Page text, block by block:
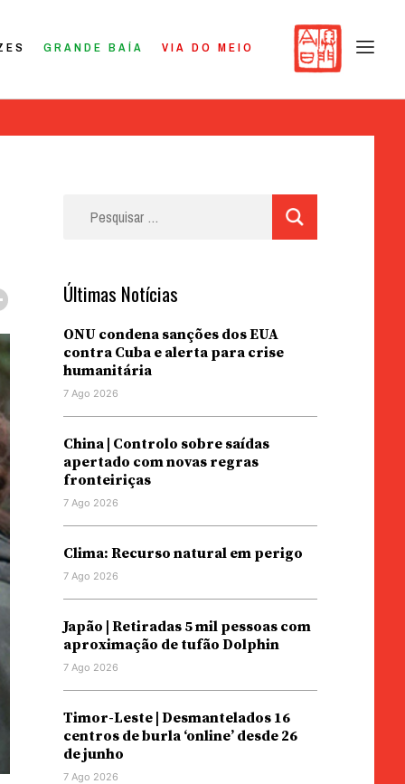
GRANDE BAÍA VIA DO MEIO
Últimas Notícias
ONU condena sanções dos EUA
contra Cuba e alerta para crise
humanitária
7 Ago 2026
China | Controlo sobre saídas
apertado com novas regras
fronteiriças
7 Ago 2026
Clima: Recurso natural em perigo
7 Ago 2026
Japão | Retiradas 5 mil pessoas com
aproximação de tufão Dolphin
7 Ago 2026
Timor-Leste | Desmantelados 16
centros de burla ‘online’ desde 26
de junho
7 Ago 2026